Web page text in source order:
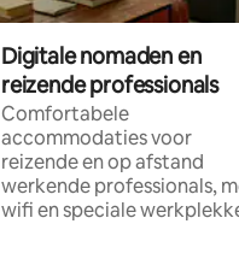
Digitale nomaden en
reizende professionals
Comfortabele
accommodaties voor
reizende en op afstand
werkende professionals,
wifi en speciale